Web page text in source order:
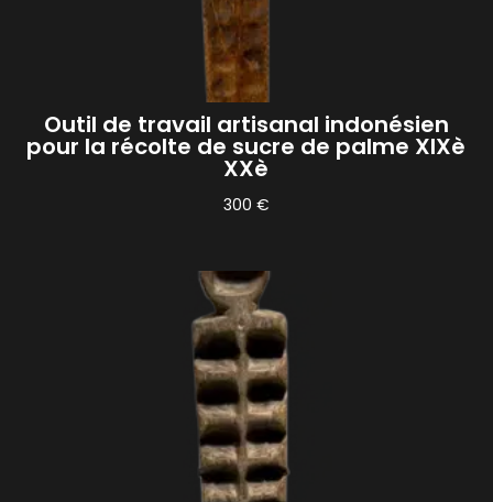
Outil de travail artisanal indonésien
pour la récolte de sucre de palme XIXè
XXè
300 €